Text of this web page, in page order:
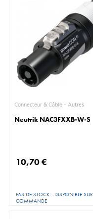
Connecteur & Câble - Autres
Neutrik NAC3FXXB-W-S
10,70 €
PAS DE STOCK - DISPONIBLE SUR
COMMANDE